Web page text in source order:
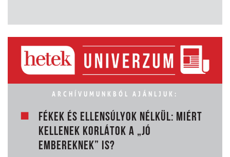
ARCHÍVUMUNKBÓL AJÁNLJUK:
FÉKEK ÉS ELLENSÚLYOK NÉLKÜL: MIÉRT
KELLENEK KORLÁTOK A „JÓ
EMBEREKNEK” IS?